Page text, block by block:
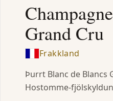
Grand Cru
Frakkland
Þurrt Blanc de Blancs
Hostomme-